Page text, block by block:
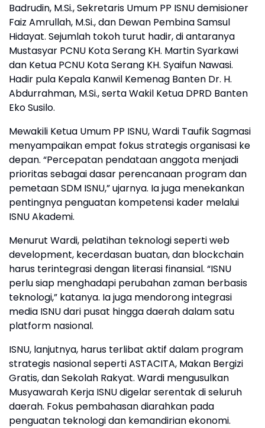
Badrudin, M.Si., Sekretaris Umum PP ISNU demisioner
Faiz Amrullah, M.Si., dan Dewan Pembina Samsul
Hidayat. Sejumlah tokoh turut hadir, di antaranya
Mustasyar PCNU Kota Serang KH. Martin Syarkawi
dan Ketua PCNU Kota Serang KH. Syaifun Nawasi.
Hadir pula Kepala Kanwil Kemenag Banten Dr. H.
Abdurrahman, M.Si., serta Wakil Ketua DPRD Banten
Eko Susilo.
Mewakili Ketua Umum PP ISNU, Wardi Taufik Sagmasi
menyampaikan empat fokus strategis organisasi ke
depan. “Percepatan pendataan anggota menjadi
prioritas sebagai dasar perencanaan program dan
pemetaan SDM ISNU,” ujarnya. Ia juga menekankan
pentingnya penguatan kompetensi kader melalui
ISNU Akademi.
Menurut Wardi, pelatihan teknologi seperti web
development, kecerdasan buatan, dan blockchain
harus terintegrasi dengan literasi finansial. “ISNU
perlu siap menghadapi perubahan zaman berbasis
teknologi,” katanya. Ia juga mendorong integrasi
media ISNU dari pusat hingga daerah dalam satu
platform nasional.
ISNU, lanjutnya, harus terlibat aktif dalam program
strategis nasional seperti ASTACITA, Makan Bergizi
Gratis, dan Sekolah Rakyat. Wardi mengusulkan
Musyawarah Kerja ISNU digelar serentak di seluruh
daerah. Fokus pembahasan diarahkan pada
penguatan teknologi dan kemandirian ekonomi.